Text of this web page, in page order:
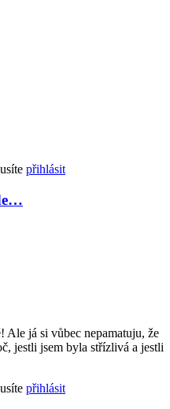
přihlásit
Ale já si vůbec nepamatuju, že
jestli jsem byla střízlivá a jestli
přihlásit